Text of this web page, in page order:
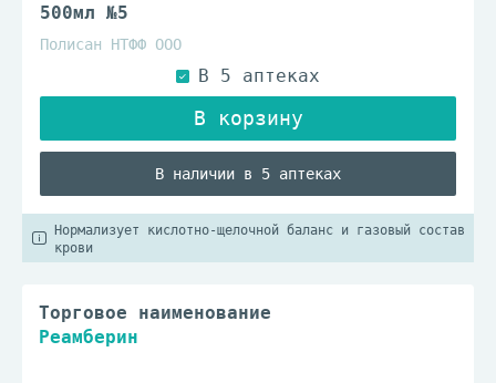
500мл №5
Полисан НТФФ ООО
В наличии в 5 аптеках
Нормализует кислотно-щелочной баланс и газовый состав
крови
Торговое наименование
Реамберин